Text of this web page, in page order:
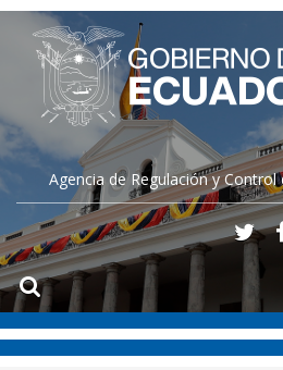
Agencia de Regulación y